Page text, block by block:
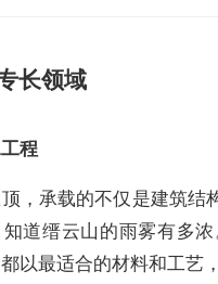
长领域
程
，承载的不仅是建筑结
道缙云山的雨雾有多
以最适合的材料和工艺